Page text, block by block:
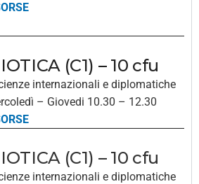
(C1) – 10 cfu
internazionali e diplomatiche
– Giovedi 10.30 – 12.30
(C1) – 10 cfu
internazionali e diplomatiche